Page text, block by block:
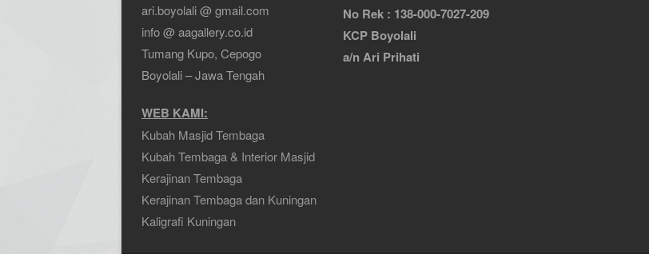
ari.boyolali @ gmail.com
info @ aagallery.co.id
Tumang Kupo, Cepogo
Boyolali – Jawa Tengah
WEB KAMI:
Kubah Masjid Tembaga
Kubah Tembaga & Interior Masjid
Kerajinan Tembaga
Kerajinan Tembaga dan Kuningan
Kaligrafi Kuningan
No Rek : 138-000-7027-209
KCP Boyolali
a/n Ari Prihati